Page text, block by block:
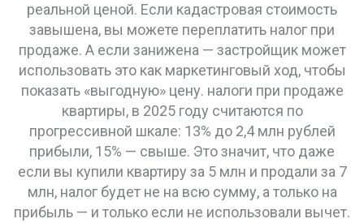
реальной ценой. Если кадастровая стоимость
завышена, вы можете переплатить налог при
продаже. А если занижена — застройщик может
использовать это как маркетинговый ход, чтобы
показать «выгодную» цену. налоги при продаже
квартиры, в 2025 году считаются по
прогрессивной шкале: 13% до 2,4 млн рублей
прибыли, 15% — свыше. Это значит, что даже
если вы купили квартиру за 5 млн и продали за 7
млн, налог будет не на всю сумму, а только на
прибыль — и только если не использовали вычет.